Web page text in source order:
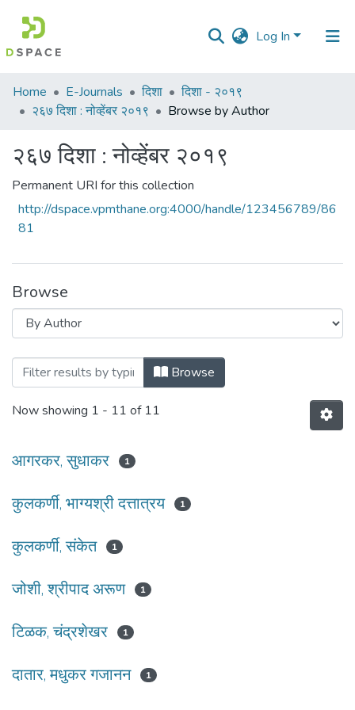
Log In
Communities
&
All of DSpace
Home E-Journals दिशा
दिशा - २०१९
२६७ दिशा : नोव्हेंबर २०१९
Browse by Author
२६७ दिशा : नोव्हेंबर २०१९
Permanent URI for this collection
http://dspace.vpmthane.org:4000/handle/123456789/86
81
Browse
Browsing २६७ दिशा : नोव्हेंबर २०१९ by Author
Browse
Now showing 1 - 11 of 11
आगरकर, सुधाकर 1
कुलकर्णी, भाग्यश्री दत्तात्रय 1
कुलकर्णी, संकेत 1
जोशी, श्रीपाद अरूण 1
टिळक, चंद्रशेखर 1
दातार, मधुकर गजानन 1